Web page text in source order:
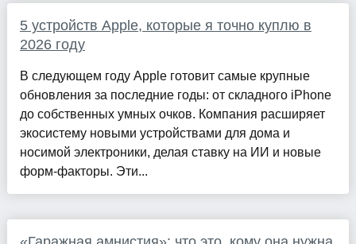
5 устройств Apple, которые я точно куплю в
2026 году
В следующем году Apple готовит самые крупные
обновления за последние годы: от складного iPhone
до собственных умных очков. Компания расширяет
экосистему новыми устройствами для дома и
носимой электроники, делая ставку на ИИ и новые
форм-факторы. Эти...